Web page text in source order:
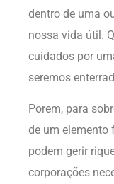
dentro de uma
nossa vida útil.
cuidados por
seremos
Porem, para
de um elemento
podem gerir
corporações